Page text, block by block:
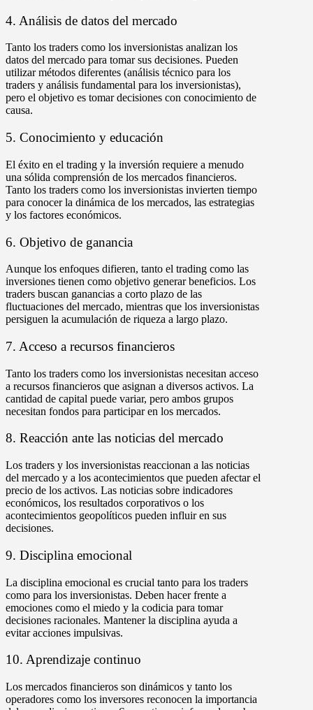
4. Análisis de datos del mercado
Tanto los traders como los inversionistas analizan los
datos del mercado para tomar sus decisiones. Pueden
utilizar métodos diferentes (análisis técnico para los
traders y análisis fundamental para los inversionistas),
pero el objetivo es tomar decisiones con conocimiento de
causa.
5. Conocimiento y educación
El éxito en el trading y la inversión requiere a menudo
una sólida comprensión de los mercados financieros.
Tanto los traders como los inversionistas invierten tiempo
para conocer la dinámica de los mercados, las estrategias
y los factores económicos.
6. Objetivo de ganancia
Aunque los enfoques difieren, tanto el trading como las
inversiones tienen como objetivo generar beneficios. Los
traders buscan ganancias a corto plazo de las
fluctuaciones del mercado, mientras que los inversionistas
persiguen la acumulación de riqueza a largo plazo.
7. Acceso a recursos financieros
Tanto los traders como los inversionistas necesitan acceso
a recursos financieros que asignan a diversos activos. La
cantidad de capital puede variar, pero ambos grupos
necesitan fondos para participar en los mercados.
8. Reacción ante las noticias del mercado
Los traders y los inversionistas reaccionan a las noticias
del mercado y a los acontecimientos que pueden afectar el
precio de los activos. Las noticias sobre indicadores
económicos, los resultados corporativos o los
acontecimientos geopolíticos pueden influir en sus
decisiones.
9. Disciplina emocional
La disciplina emocional es crucial tanto para los traders
como para los inversionistas. Deben hacer frente a
emociones como el miedo y la codicia para tomar
decisiones racionales. Mantener la disciplina ayuda a
evitar acciones impulsivas.
10. Aprendizaje continuo
Los mercados financieros son dinámicos y tanto los
operadores como los inversores reconocen la importancia